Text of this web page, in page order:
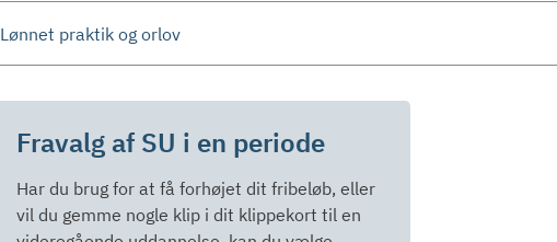
Lønnet praktik og orlov
Fravalg af SU i en periode
Har du brug for at få forhøjet dit fribeløb, eller
vil du gemme nogle klip i dit klippekort til en